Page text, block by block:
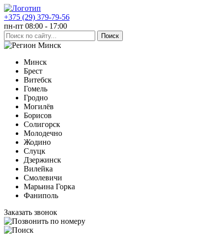
+375 (29) 379-79-56
пн-пт 08:00 - 17:00
Минск
Минск
Брест
Витебск
Гомель
Гродно
Могилёв
Борисов
Солигорск
Молодечно
Жодино
Слуцк
Дзержинск
Вилейка
Смолевичи
Марьина Горка
Фаниполь
Заказать звонок